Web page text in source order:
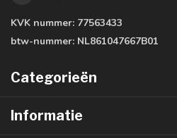
KVK nummer: 77563433
btw-nummer: NL861047667B01
Categorieën
Informatie